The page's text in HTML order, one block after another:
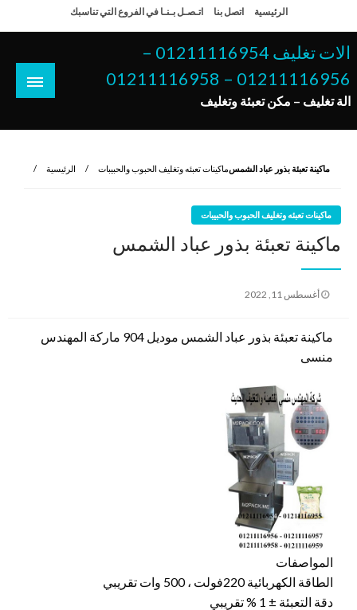
إلى
المحتوى
الرئيسية اتصل بنا اتـصـل بـنـا في الفروع التي تناسبك
الات تغليف 01211116954 –
01211116956 – 01211116958
الة تغليف – مكن تعبئة وتغليف
الرئيسية ماكينات تعبئه وتغليف الحبوب والحبيباتماكينة تعبئة بذور عباد الشمس
ماكينات تعبئه وتغليف الحبوب والحبيبات
ماكينة تعبئة بذور عباد الشمس
نُشر
أغسطس 11, 2022
ماكينة تعبئة بذور عباد الشمس موديل 904 ماركة المهندس
منسى
المواصفات
الطاقة الكهربائية 220فولت ، 500 وات تقريبي
دقة التعبئة ± 1 % تقريبي